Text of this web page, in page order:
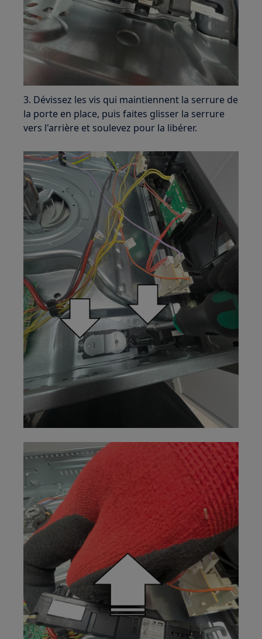
3. Dévissez les vis qui maintiennent la serrure de
la porte en place, puis faites glisser la serrure
vers l'arrière et soulevez pour la libérer.